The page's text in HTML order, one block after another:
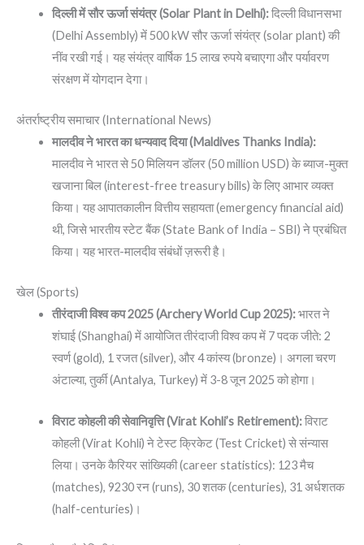
दिल्ली में सौर ऊर्जा संयंत्र (Solar Plant in Delhi):दिल्ली विधानसभा
(Delhi Assembly) में 500 kW सौर ऊर्जा संयंत्र (solar plant) की
नींव रखी गई। यह संयंत्र वार्षिक 15 लाख रुपये बचाएगा और पर्यावरण
संरक्षण में योगदान देगा।
अंतर्राष्ट्रीय समाचार (International News)
मालदीव ने भारत का धन्यवाद दिया (Maldives Thanks India):
मालदीव ने भारत से 50 मिलियन डॉलर (50 million USD) के ब्याज-मुक्त
खजाना बिल (interest-free treasury bills) के लिए आभार व्यक्त
किया। यह आपातकालीन वित्तीय सहायता (emergency financial aid)
थी, जिसे भारतीय स्टेट बैंक (State Bank of India – SBI) ने प्रबंधित
किया। यह भारत-मालदीव संबंधों ज़रूरी है।
खेल (Sports)
तीरंदाजी विश्व कप 2025 (Archery World Cup 2025):भारत ने
शंघाई (Shanghai) में आयोजित तीरंदाजी विश्व कप में 7 पदक जीते: 2
स्वर्ण (gold), 1 रजत (silver), और 4 कांस्य (bronze)। अगला चरण
अंटाल्या, तुर्की (Antalya, Turkey) में 3-8 जून 2025 को होगा।
विराट कोहली की सेवानिवृत्ति (Virat Kohli’s Retirement):विराट
कोहली (Virat Kohli) ने टेस्ट क्रिकेट (Test Cricket) से संन्यास
लिया। उनके कैरियर सांख्यिकी (career statistics): 123 मैच
(matches), 9230 रन (runs), 30 शतक (centuries), 31 अर्धशतक
(half-centuries)।